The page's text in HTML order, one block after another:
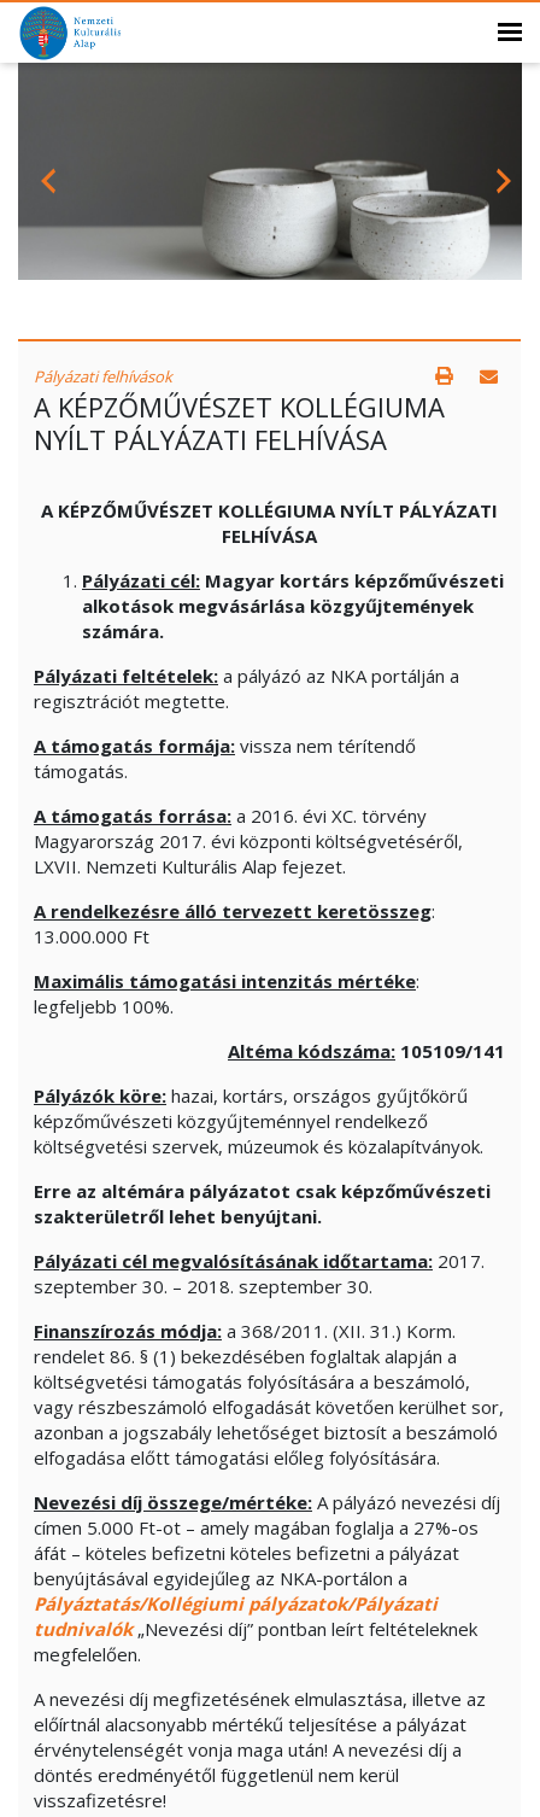
Pályázati felhívások
A KÉPZŐMŰVÉSZET KOLLÉGIUMA
NYÍLT PÁLYÁZATI FELHÍVÁSA
A KÉPZŐMŰVÉSZET KOLLÉGIUMA NYÍLT PÁLYÁZATI
FELHÍVÁSA
Pályázati cél: Magyar kortárs képzőművészeti
alkotások megvásárlása közgyűjtemények
számára.
Pályázati feltételek: a pályázó az NKA portálján a
regisztrációt megtette.
A támogatás formája: vissza nem térítendő
támogatás.
A támogatás forrása: a 2016. évi XC. törvény
Magyarország 2017. évi központi költségvetéséről,
LXVII. Nemzeti Kulturális Alap fejezet.
A rendelkezésre álló tervezett keretösszeg:
13.000.000 Ft
Maximális támogatási intenzitás mértéke:
legfeljebb 100%.
Altéma kódszáma: 105109/141
Pályázók köre: hazai, kortárs, országos gyűjtőkörű
képzőművészeti közgyűjteménnyel rendelkező
költségvetési szervek, múzeumok és közalapítványok.
Erre az altémára pályázatot csak képzőművészeti
szakterületről lehet benyújtani.
Pályázati cél megvalósításának időtartama: 2017.
szeptember 30. – 2018. szeptember 30.
Finanszírozás módja: a 368/2011. (XII. 31.) Korm.
rendelet 86. § (1) bekezdésében foglaltak alapján a
költségvetési támogatás folyósítására a beszámoló,
vagy részbeszámoló elfogadását követően kerülhet sor,
azonban a jogszabály lehetőséget biztosít a beszámoló
elfogadása előtt támogatási előleg folyósítására.
Nevezési díj összege/mértéke: A pályázó nevezési díj
címen 5.000 Ft-ot – amely magában foglalja a 27%-os
áfát – köteles befizetni köteles befizetni a pályázat
benyújtásával egyidejűleg az NKA-portálon a
Pályáztatás/Kollégiumi pályázatok/Pályázati
tudnivalók„Nevezési díj” pontban leírt feltételeknek
megfelelően.
A nevezési díj megfizetésének elmulasztása, illetve az
előírtnál alacsonyabb mértékű teljesítése a pályázat
érvénytelenségét vonja maga után! A nevezési díj a
döntés eredményétől függetlenül nem kerül
visszafizetésre!